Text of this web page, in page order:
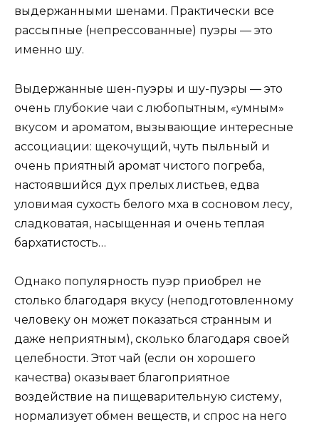
выдержанными шенами. Практически все
рассыпные (непрессованные) пуэры — это
именно шу.
Выдержанные шен-пуэры и шу-пуэры — это
очень глубокие чаи с любопытным, «умным»
вкусом и ароматом, вызывающие интересные
ассоциации: щекочущий, чуть пыльный и
очень приятный аромат чистого погреба,
настоявшийся дух прелых листьев, едва
уловимая сухость белого мха в сосновом лесу,
сладковатая, насыщенная и очень теплая
бархатистость…
Однако популярность пуэр приобрел не
столько благодаря вкусу (неподготовленному
человеку он может показаться странным и
даже неприятным), сколько благодаря своей
целебности. Этот чай (если он хорошего
качества) оказывает благоприятное
воздействие на пищеварительную систему,
нормализует обмен веществ, и спрос на него